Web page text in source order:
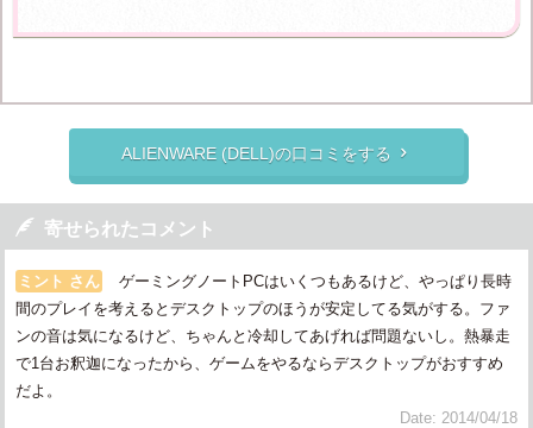
ALIENWARE (DELL)の口コミをする 
 寄せられたコメント
ミント さん
ゲーミングノートPCはいくつもあるけど、やっぱり長時
間のプレイを考えるとデスクトップのほうが安定してる気がする。ファ
ンの音は気になるけど、ちゃんと冷却してあげれば問題ないし。熱暴走
で1台お釈迦になったから、ゲームをやるならデスクトップがおすすめ
だよ。
Date: 2014/04/18